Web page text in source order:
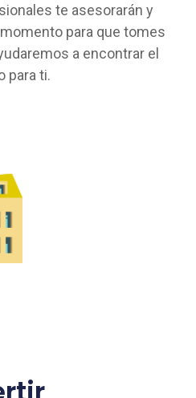
te asesorarán y
para que tomes
a encontrar el
para ti.